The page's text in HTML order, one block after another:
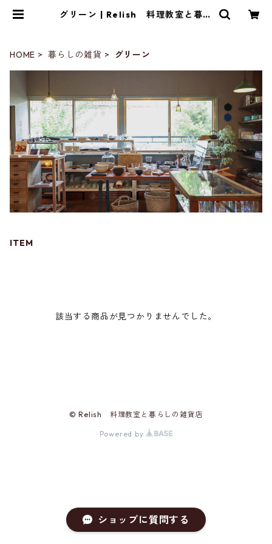
グリーン | Relish 料理教室と暮ら
HOME 暮らしの雑貨 グリーン
ITEM
該当する商品が見つかりませんでした。
© Relish 料理教室と暮らしの雑貨店
Powered by
ショップに質問する